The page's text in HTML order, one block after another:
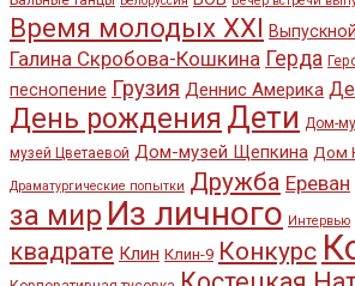
Время молодых XXI Выпускной
Галина Скробова-Кошкина Герда
песнопение Грузия Деннис Америка
День рождения Дети Дом-
музей Цветаевой Дом-музей Щепкина Дом
Драматургические попытки Дружба Ереван
за мир Из личного Интервью
квадрате Клин Клин-9 Конкурс